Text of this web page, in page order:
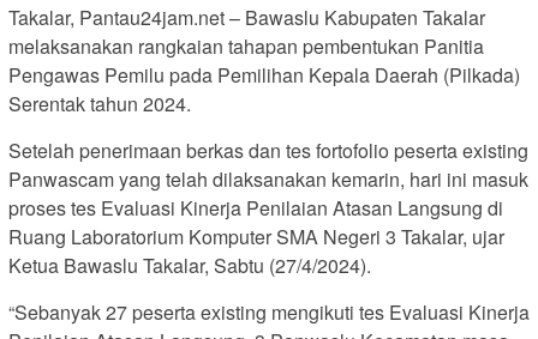
Takalar, Pantau24jam.net – Bawaslu Kabupaten Takalar
melaksanakan rangkaian tahapan pembentukan Panitia
Pengawas Pemilu pada Pemilihan Kepala Daerah (Pilkada)
Serentak tahun 2024.
Setelah penerimaan berkas dan tes fortofolio peserta existing
Panwascam yang telah dilaksanakan kemarin, hari ini masuk
proses tes Evaluasi Kinerja Penilaian Atasan Langsung di
Ruang Laboratorium Komputer SMA Negeri 3 Takalar, ujar
Ketua Bawaslu Takalar, Sabtu (27/4/2024).
“Sebanyak 27 peserta existing mengikuti tes Evaluasi Kinerja